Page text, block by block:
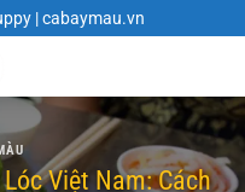
| cabaymau.vn
Việt Nam: Cách